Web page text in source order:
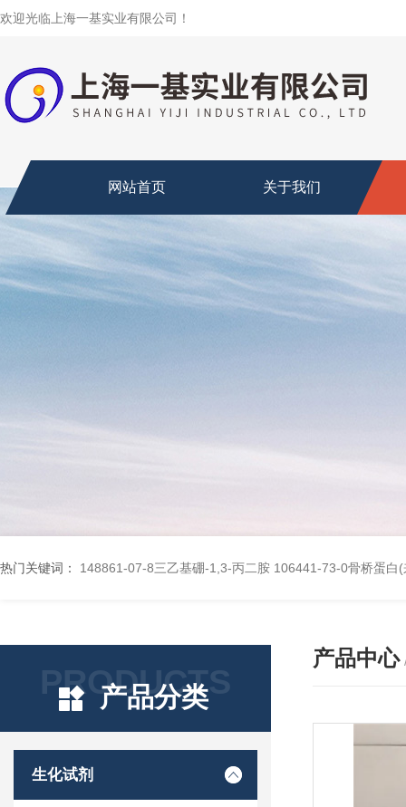
欢迎光临上海一基实业有限公司！
网站首页 关于我们
热门关键词： 148861-07-8三乙基硼-1,3-丙二胺 106441-73-0骨桥蛋白
PRODUCTS
产品分类
生化试剂
产品中心